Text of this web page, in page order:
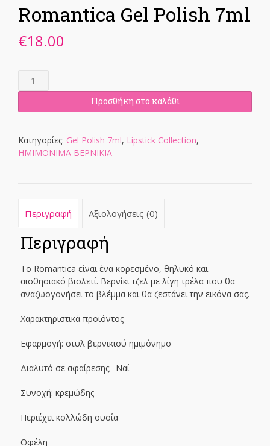
Romantica Gel Polish 7ml
€18.00
Romantica
7ml
Προσθήκη στο καλάθι
Κατηγορίες: Gel Polish 7ml, Lipstick Collection,
ΗΜΙΜΟΝΙΜΑ ΒΕΡΝΙΚΙΑ
Περιγραφή Αξιολογήσεις (0)
Περιγραφή
Το Romantica είναι ένα κορεσμένο, θηλυκό και
αισθησιακό βιολετί. Βερνίκι τζελ με λίγη τρέλα που θα
αναζωογονήσει το βλέμμα και θα ζεστάνει την εικόνα σας.
Χαρακτηριστικά προϊόντος
Εφαρμογή: στυλ βερνικιού ημιμόνημο
Διαλυτό σε αφαίρεσης; Ναί
Συνοχή: κρεμώδης
Περιέχει κολλώδη ουσία
Οφέλη